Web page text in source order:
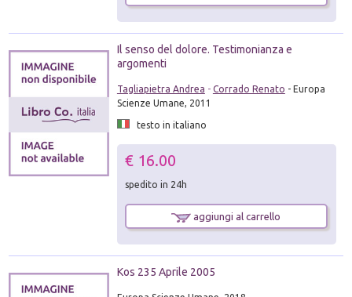
Il senso del dolore. Testimonianza e
argomenti
Tagliapietra Andrea - Corrado Renato - Europa
Scienze Umane, 2011
testo in italiano
€ 16.00
spedito in 24h
aggiungi al carrello
Kos 235 Aprile 2005